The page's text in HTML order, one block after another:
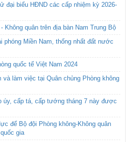
đại biểu HĐND các cấp nhiệm kỳ 2026-
Không quân trên địa bàn Nam Trung Bộ
phóng Miền Nam, thống nhất đất nước
quốc tế Việt Nam 2024
làm việc tại Quân chủng Phòng không
úy, cấp tá, cấp tướng tháng 7 này được
để Bộ đội Phòng không-Không quân
gia